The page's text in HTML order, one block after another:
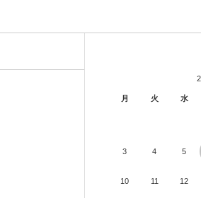
月 火 水
3 4 5
10 11 12